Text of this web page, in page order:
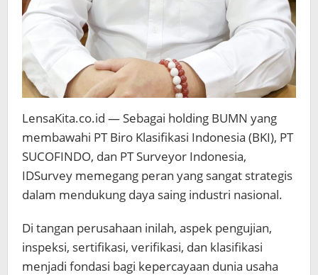
LensaKita.co.id — Sebagai holding BUMN yang
membawahi PT Biro Klasifikasi Indonesia (BKI), PT
SUCOFINDO, dan PT Surveyor Indonesia,
IDSurvey memegang peran yang sangat strategis
dalam mendukung daya saing industri nasional.
Di tangan perusahaan inilah, aspek pengujian,
inspeksi, sertifikasi, verifikasi, dan klasifikasi
menjadi fondasi bagi kepercayaan dunia usaha